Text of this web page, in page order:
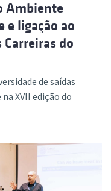
Ambiente
e ligação ao
Carreiras do
de saídas
XVII edição do